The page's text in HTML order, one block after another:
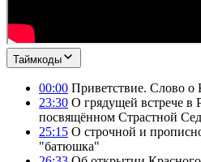
Таймкоды
00:00 Приветствие. Слово о
23:30 О грядущей встрече в
посвящённом Страстной
25:15 О строчной и
"батюшка"